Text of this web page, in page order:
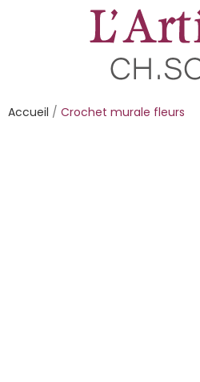
Accueil Crochet murale fleurs